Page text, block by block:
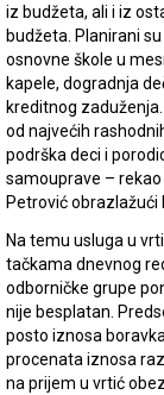
iz budžeta, ali i iz
budžeta. Planirani
osnovne škole u
kapele, dogradnja
kreditnog
od najvećih
podrška deci i
samouprave –
Petrović obrazlažući
Na temu usluga u
tačkama dnevnog
odborničke grupe
nije besplatan.
posto iznosa
procenata iznosa
na prijem u vrtić